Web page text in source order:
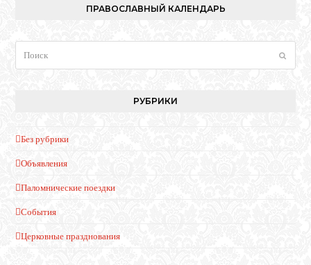
ПРАВОСЛАВНЫЙ КАЛЕНДАРЬ
РУБРИКИ
Без рубрики
Объявления
Паломнические поездки
События
Церковные празднования